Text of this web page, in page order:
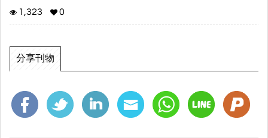
【考試時間】114.06.07(六) - 06.08(日)
•課程內容特色：
1,323
0
分享刊物